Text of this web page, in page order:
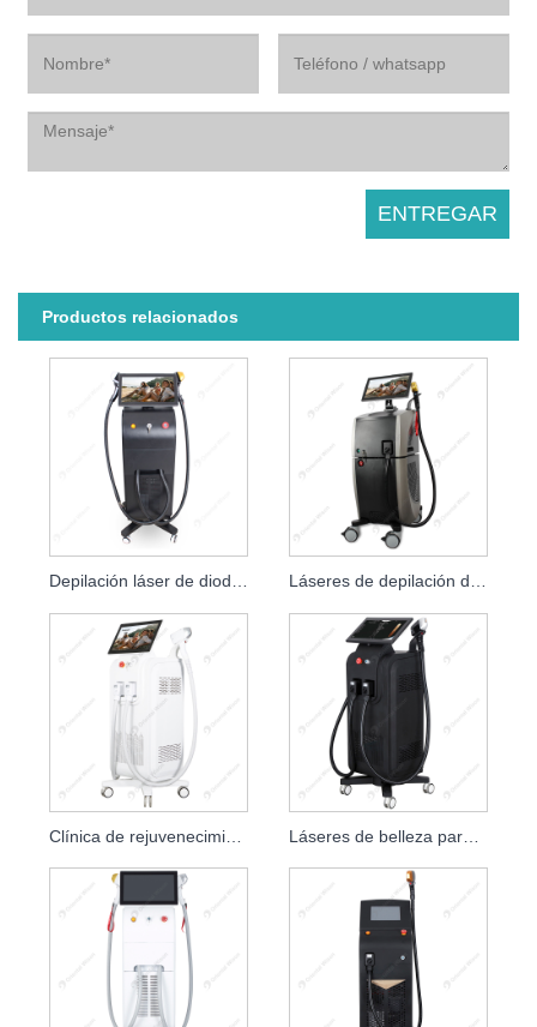
Productos relacionados
Clínica de rejuvenecimiento de la piel con láser de diodo 1200W 1600W 808nm